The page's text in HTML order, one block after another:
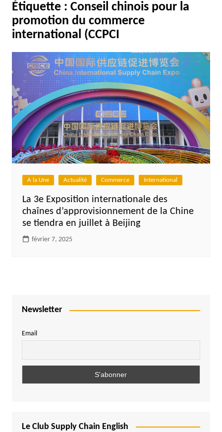
Étiquette : Conseil chinois pour la
promotion du commerce
international (CCPCI
A la Une Actualité Commerce International
La 3e Exposition internationale des
chaînes d’approvisionnement de la Chine
se tiendra en juillet à Beijing
février 7, 2025
Newsletter
Email
Le Club Supply Chain English